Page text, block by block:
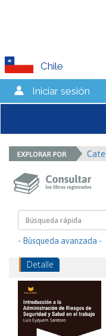
Chile
Iniciar sesión
- Búsqueda avanzada -
Detalle